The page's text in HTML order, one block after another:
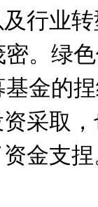
行业
。绿
金的
采取
金支